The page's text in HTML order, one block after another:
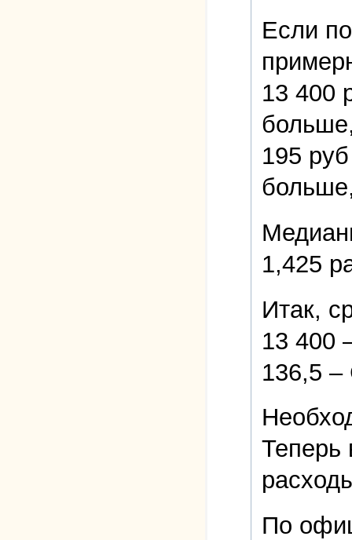
Если
13 400
195
1,425
Итак,
13 400
136,5
Теперь
По